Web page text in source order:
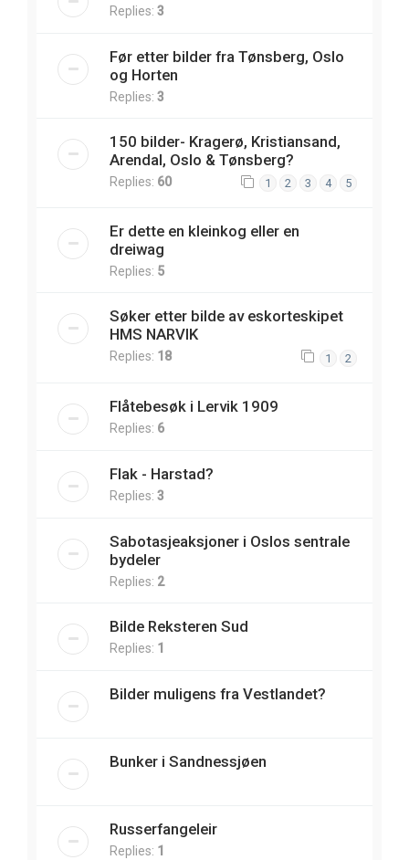
Replies: 3
Før etter bilder fra Tønsberg, Oslo
og Horten
Replies: 3
150 bilder- Kragerø, Kristiansand,
Arendal, Oslo & Tønsberg?
Replies: 60 1 2 3 4 5
Er dette en kleinkog eller en
dreiwag
Replies: 5
Søker etter bilde av eskorteskipet
HMS NARVIK
Replies: 18 1 2
Flåtebesøk i Lervik 1909
Replies: 6
Flak - Harstad?
Replies: 3
Sabotasjeaksjoner i Oslos sentrale
bydeler
Replies: 2
Bilde Reksteren Sud
Replies: 1
Bilder muligens fra Vestlandet?
Bunker i Sandnessjøen
Russerfangeleir
Replies: 1